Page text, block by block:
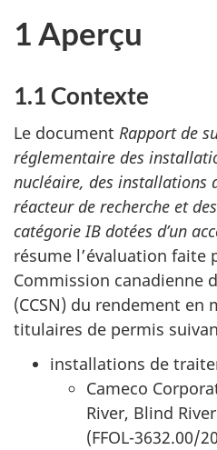
1 Aperçu
1.1 Contexte
Le document Rapport de
réglementaire des
nucléaire, des installations
réacteur de recherche et
catégorie IB dotées d’un
résume l’évaluation faite
Commission canadienne
(CCSN) du rendement en
titulaires de permis
installations de
Cameco
River, Blind
(FFOL-3632.00/